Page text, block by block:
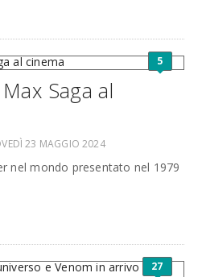
5
Saga al
23 MAGGIO 2024
nel mondo presentato nel 1979
27